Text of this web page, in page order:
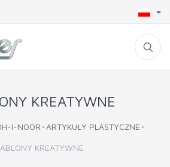
KREATYWNE
I-NOOR ARTYKUŁY PLASTYCZNE
KREATYWNE